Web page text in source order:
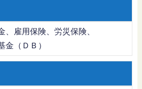
、雇用保険、労災保険、
金（ＤＢ）